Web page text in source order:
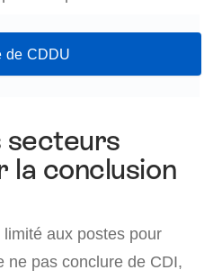
de CDDU
secteurs
la conclusion
aux postes pour
ne pas conclure de CDI,